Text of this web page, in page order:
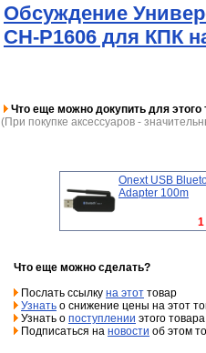
Обсуждение
CH-P1606 для КПК
Что еще можно докупить для этого
(При покупке аксессуаров -
Onext USB
Adapter 100m
1
Что еще можно сделать?
Послать ссылку на этот товар
Узнать о снижение цены на этот
Узнать о поступлении этого
Подписаться на новости об этом